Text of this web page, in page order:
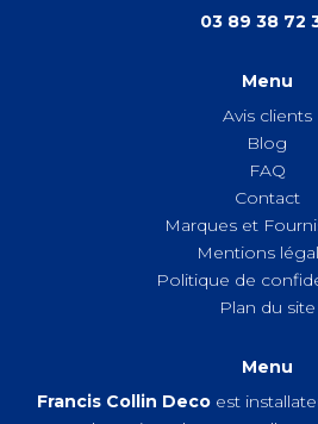
03 89 38 72
Menu
Avis clients
Blog
FAQ
Contact
Marques et
Mentions
Politique de
Plan du site
Menu
Francis Collin Decoest